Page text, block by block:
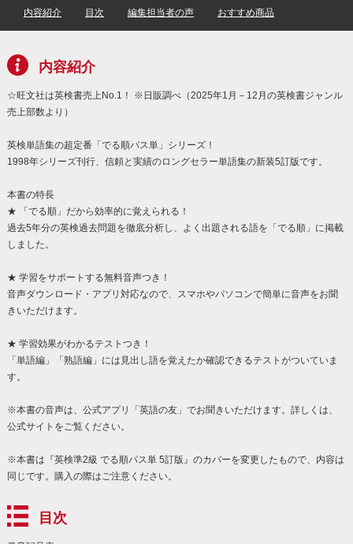
内容紹介 目次 編集担当者の声 おすすめ商品
内容紹介
☆旺文社は英検書売上No.1！ ※日販調べ（2025年1月－12月の英検書ジャンル
売上部数より）
英検単語集の超定番「でる順パス単」シリーズ！
1998年シリーズ刊行、信頼と実績のロングセラー単語集の新装5訂版です。
本書の特長
★ 「でる順」だから効率的に覚えられる！
過去5年分の英検過去問題を徹底分析し、よく出題される語を「でる順」に掲載
しました。
★ 学習をサポートする無料音声つき！
音声ダウンロード・アプリ対応なので、スマホやパソコンで簡単に音声をお聞
きいただけます。
★ 学習効果がわかるテストつき！
「単語編」「熟語編」には見出し語を覚えたか確認できるテストがついていま
す。
※本書の音声は、公式アプリ「英語の友」でお聞きいただけます。詳しくは、
公式サイトをご覧ください。
※本書は『英検準2級 でる順パス単 5訂版』のカバーを変更したもので、内容は
同じです。購入の際はご注意ください。
目次